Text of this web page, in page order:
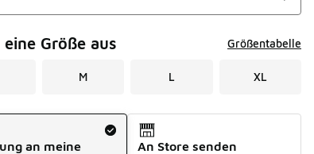
eine Größe aus Größentabelle
M L XL
an meine
An Store senden